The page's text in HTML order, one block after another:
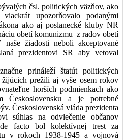
čsl. politických väzňov, ako
upozorňovalo podanými
ako aj poslanecké kluby NR
obetí komunizmu z radov obetí
žiadosti neboli akceptované
prezidentovi SR aby vetoval
prináleží štatút politických
prežili aj vyše osem rokov
horších podmienkach ako
a je potrebné
Československá vláda prezidenta
súhlas na odvlečenie občanov
facto bol kolektívnej trest za
v rokoch 1938-1945 a vojnová